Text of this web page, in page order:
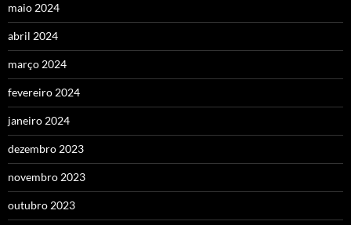
maio 2024
abril 2024
março 2024
fevereiro 2024
janeiro 2024
dezembro 2023
novembro 2023
outubro 2023